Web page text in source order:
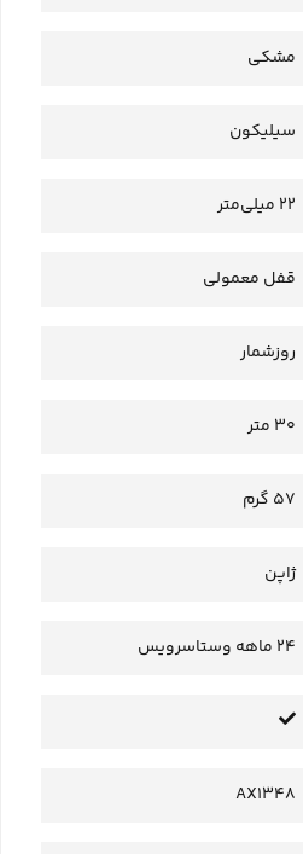
مشکی
سیلیکون
22 میلی‌متر
قفل معمولی
روزشمار
30 متر
57 گرم
ژاپن
24 ماهه وستاسرویس
AX1348